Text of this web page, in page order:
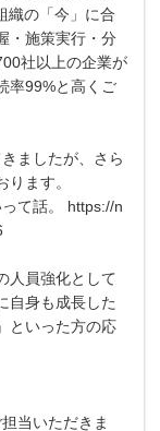
織の「今」に合
・施策実行・分
社以上の企業が
率99%と高くご
ましたが、さら
ます。
て話。 https://n
人員強化として
自身も成長した
といった方の応
当いただきま